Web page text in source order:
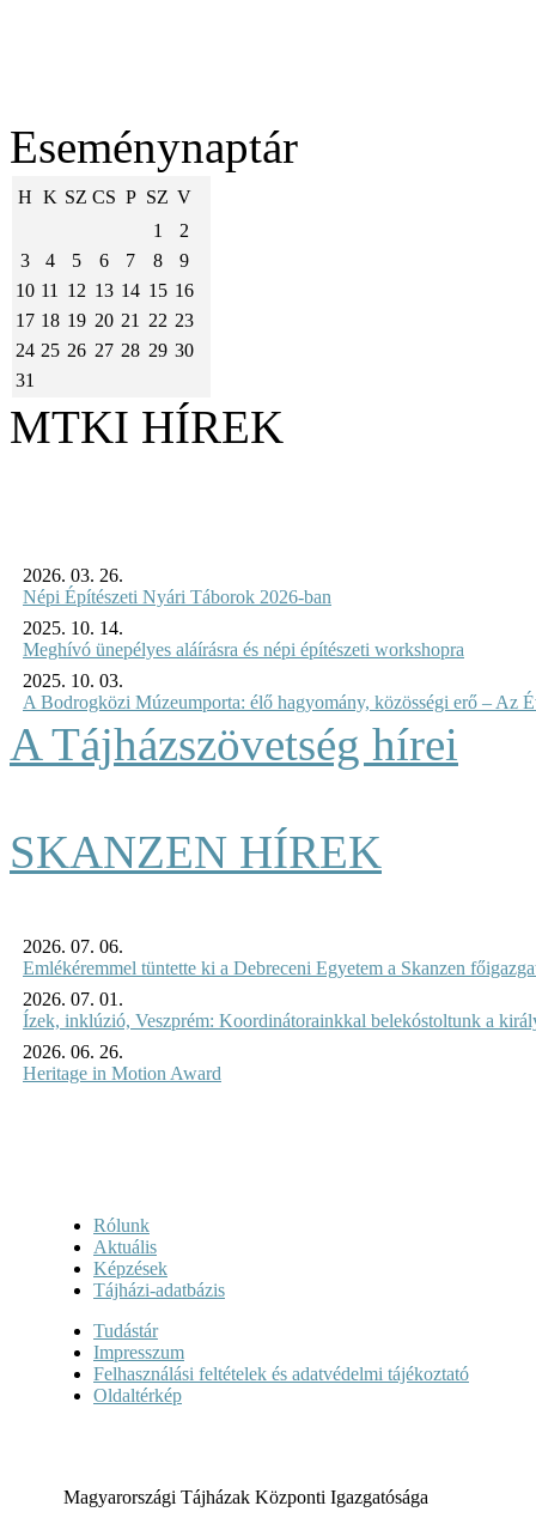
Eseménynaptár
H K SZ CS P SZ V
1
2
3
4 5 6 7 8
9
10 11 12 13 14 15 16
17 18 19 20 21 22 23
24 25 26 27 28 29 30
31
MTKI HÍREK
2026. 03. 26.
Népi Építészeti Nyári Táborok 2026-ban
2025. 10. 14.
Meghívó ünepélyes aláírásra és népi építészeti workshopra
2025. 10. 03.
A Bodrogközi Múzeumporta: élő hagyomány, közösségi erő – Az
A Tájházszövetség hírei
SKANZEN HÍREK
2026. 07. 06.
Emlékéremmel tüntette ki a Debreceni Egyetem a Skanzen
2026. 07. 01.
Ízek, inklúzió, Veszprém: Koordinátorainkkal belekóstoltunk a
2026. 06. 26.
Heritage in Motion Award
Rólunk
Aktuális
Képzések
Tájházi-adatbázis
Tudástár
Impresszum
Felhasználási feltételek és adatvédelmi tájékoztató
Oldaltérkép
Magyarországi Tájházak Központi Igazgatósága